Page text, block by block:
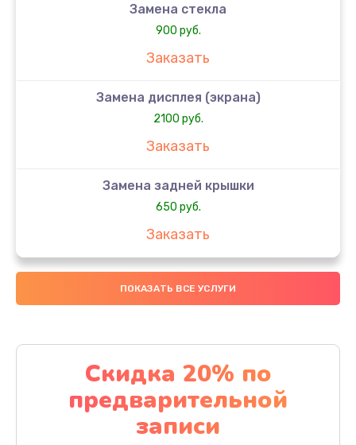
Замена стекла
900 руб.
Заказать
Замена дисплея (экрана)
2100 руб.
Заказать
Замена задней крышки
650 руб.
Заказать
Замена аккумулятора
4000 руб.
Замена материнской платы
1100 руб.
Заказать
ПОКАЗАТЬ ВСЕ УСЛУГИ
Скидка 20% по
предварительной
записи